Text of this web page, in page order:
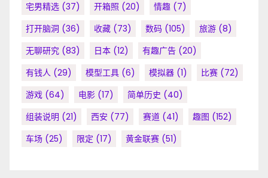
宅男精选 (37) 开箱照 (20) 情趣 (7)
打开脑洞 (36) 收藏 (73) 数码 (105) 旅游 (8)
无聊研究 (83) 日本 (12) 有趣广告 (20)
有钱人 (29) 模型工具 (6) 模拟器 (1) 比赛 (72)
游戏 (64) 电影 (17) 简单历史 (40)
组装说明 (21) 西安 (77) 赛道 (41) 趣图 (152)
车场 (25) 限定 (17) 黄金联赛 (51)